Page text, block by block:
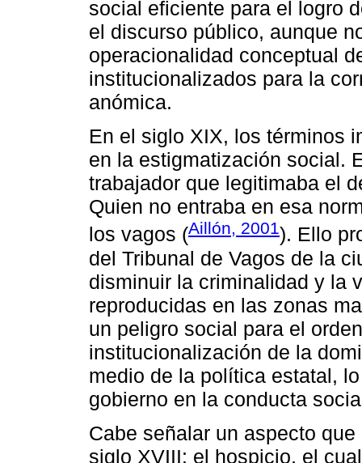
social eficiente para el logro
el discurso público, aunque
operacionalidad conceptual
institucionalizados para la
anómica.
En el siglo XIX, los términos
en la estigmatización social.
trabajador que legitimaba el
Quien no entraba en esa
los vagos (Aillón, 2001). Ello
del Tribunal de Vagos de la
disminuir la criminalidad y la
reproducidas en las zonas
un peligro social para el
institucionalización de la
medio de la política estatal,
gobierno en la conducta
Cabe señalar un aspecto
siglo XVIII: el hospicio, el